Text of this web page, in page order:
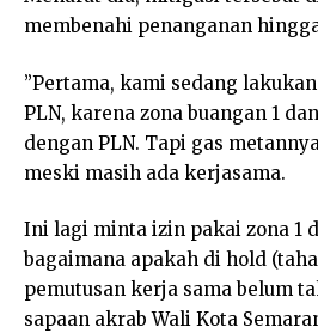
membenahi penanganan
”Pertama, kami sedang
PLN, karena zona buangan 1
dengan PLN. Tapi gas
meski masih ada kerjasama.
Ini lagi minta izin pakai zona 1
bagaimana apakah di hold
pemutusan kerja sama belum
sapaan akrab Wali Kota